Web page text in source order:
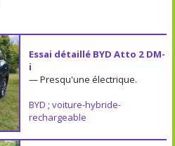
Essai détaillé BYD Atto 2 DM-
i
— Presqu'une électrique.
BYD ; voiture-hybride-
rechargeable